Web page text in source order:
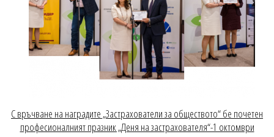
С връчване на наградите „Застрахователи за обществото“ бе почетен
професионалният празник „Деня на застрахователя“-1 октомври